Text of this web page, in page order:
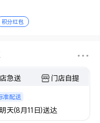
积分红包
急送 门店自提
准配送
天(8月11日)送达